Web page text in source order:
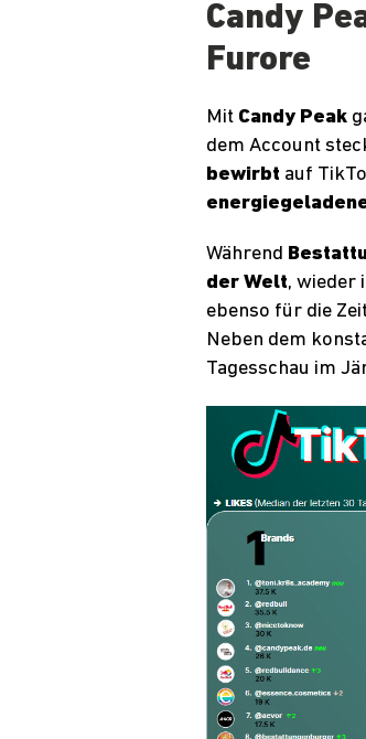
Candy
Furore
Mit Candy Peak
dem Account
bewirbt auf
Während
der Welt, wieder
ebenso für die
Neben dem
Tagesschau im